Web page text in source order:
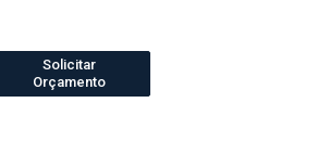
Solicitar
Orçamento